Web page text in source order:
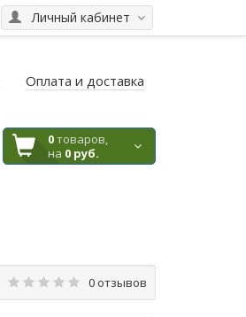
Личный кабинет
Оплата и доставка
0товаров,
на 0 руб.
0 отзывов